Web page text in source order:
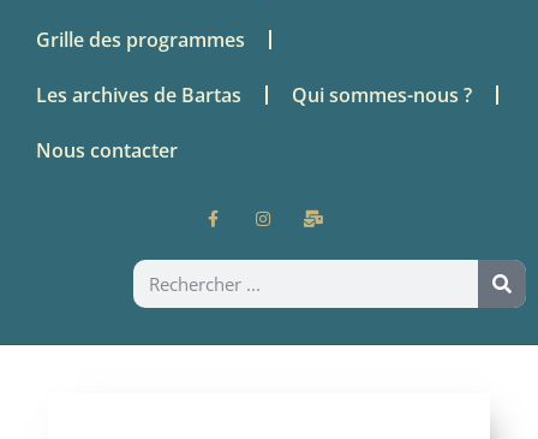
Grille des programmes
Les archives de Bartas Qui sommes-nous ?
Nous contacter